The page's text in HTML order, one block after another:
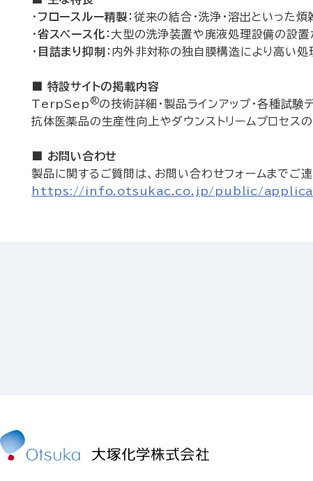
・フロースルー精製 ：従来の結合・洗浄・溶出といった
・省スペース化 ：大型の洗浄装置や廃液処理設備の設置
・ 目詰まり抑制 ：内外非対称の独自膜構造により高い
■ 特設サイトの掲載内容
TerpSep®の技術詳細・製品ラインアップ・各種試験
抗体医薬品の生産性向上やダウンストリームプロセス
■ お問い合わせ
製品に関するご質問は、お問い合わせフォームまでご連
https://info.otsukac.co.jp/public/